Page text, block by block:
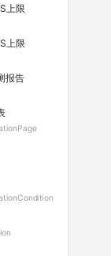
上限
上限
报告